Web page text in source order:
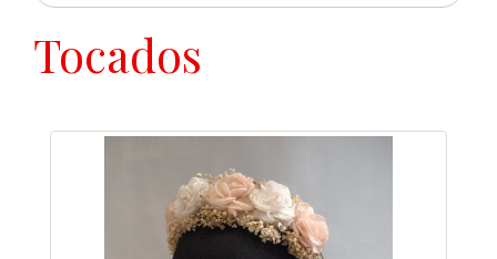
Tocados